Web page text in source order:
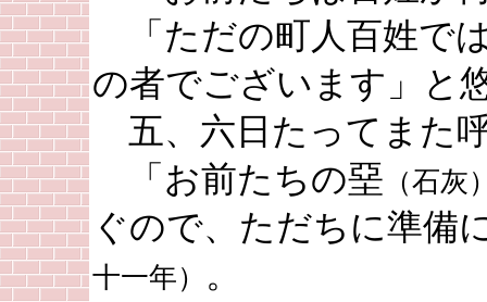
「ただの町人百姓で
の者でございます」と
五、六日たってまた
「お前たちの堊 （石灰
ぐので、ただちに準備
十一年） 。